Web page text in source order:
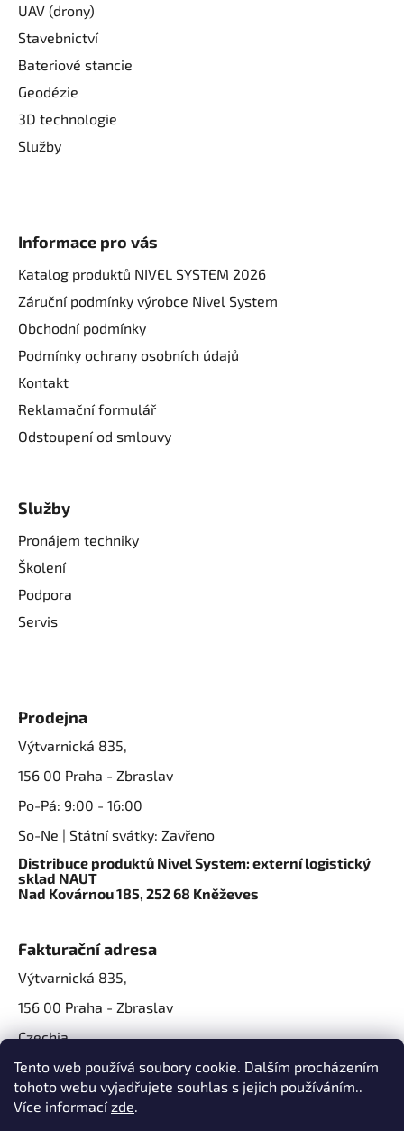
Tento web používá soubory cookie. Dalším procházením
tohoto webu vyjadřujete souhlas s jejich používáním..
Více informacízde.
UAV (drony)
Stavebnictví
Bateriové stancie
Geodézie
3D technologie
Služby
Informace pro vás
Katalog produktů NIVEL SYSTEM 2026
Záruční podmínky výrobce Nivel System
Obchodní podmínky
Podmínky ochrany osobních údajů
Kontakt
Reklamační formulář
Odstoupení od smlouvy
Služby
Pronájem techniky
Školení
Podpora
Servis
Prodejna
Výtvarnická 835,
156 00 Praha - Zbraslav
Po-Pá: 9:00 - 16:00
So-Ne | Státní svátky: Zavřeno
Distribuce produktů Nivel System: externí logistický
sklad NAUT
Nad Kovárnou 185, 252 68 Kněževes
Fakturační adresa
Výtvarnická 835,
156 00 Praha - Zbraslav
Czechia
IČO: 07724861
IČ DPH: CZ07724861